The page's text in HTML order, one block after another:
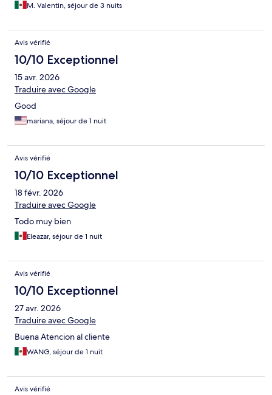
M. Valentin, séjour de 3 nuits
Avis vérifié
10/10 Exceptionnel
15 avr. 2026
Traduire avec Google
Good
mariana, séjour de 1 nuit
Avis vérifié
10/10 Exceptionnel
18 févr. 2026
Traduire avec Google
Todo muy bien
Eleazar, séjour de 1 nuit
Avis vérifié
10/10 Exceptionnel
27 avr. 2026
Traduire avec Google
Buena Atencion al cliente
WANG, séjour de 1 nuit
Avis vérifié